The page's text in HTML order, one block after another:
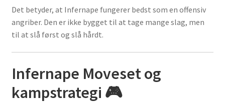
Det betyder, at Infernape fungerer bedst som en offensiv
angriber. Den er ikke bygget til at tage mange slag, men
til at slå først og slå hårdt.
Infernape Moveset og
kampstrategi 🎮